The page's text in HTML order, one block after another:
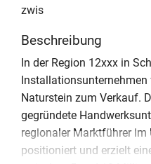
zwis
Beschreibung
In der Region 12xxx in
Naturstein zum Verkauf.
gegründete
regionaler Marktführer im
positioniert und erzielt